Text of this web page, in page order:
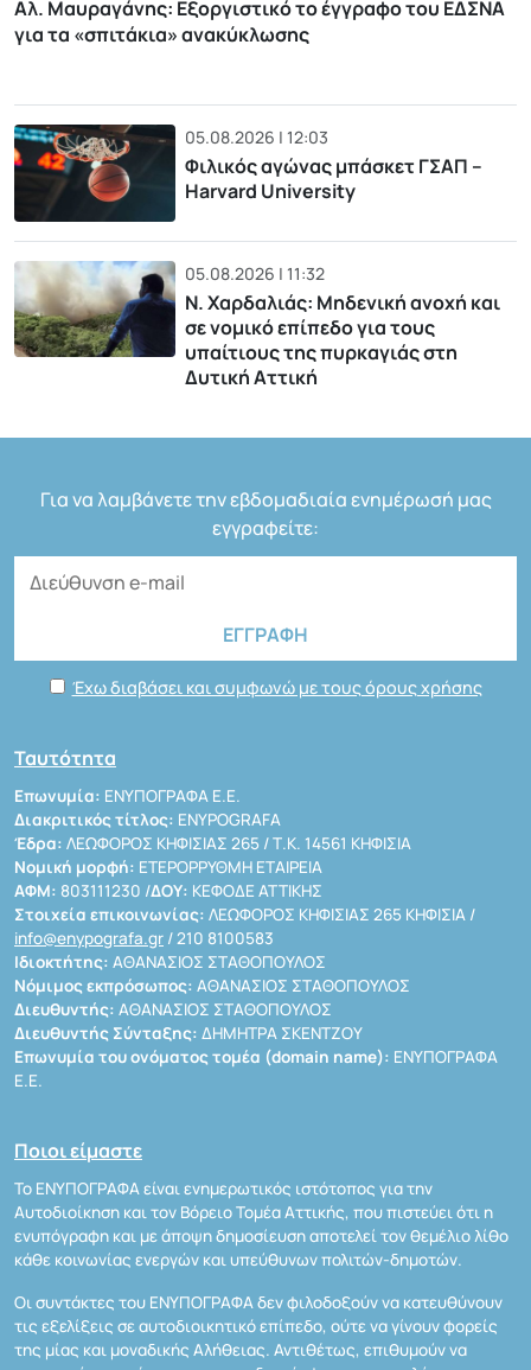
Αλ. Μαυραγάνης: Εξοργιστικό το έγγραφο του ΕΔΣΝΑ
για τα «σπιτάκια» ανακύκλωσης
05.08.2026 | 12:03
Φιλικός αγώνας μπάσκετ ΓΣΑΠ –
Harvard University
05.08.2026 | 11:32
Ν. Χαρδαλιάς: Μηδενική ανοχή και
σε νομικό επίπεδο για τους
υπαίτιους της πυρκαγιάς στη
Δυτική Αττική
Για να λαμβάνετε την εβδομαδιαία ενημέρωσή μας
εγγραφείτε:
Έχω διαβάσει και συμφωνώ με τους όρους χρήσης
Ταυτότητα
Επωνυμία: ΕΝΥΠΟΓΡΑΦΑ Ε.Ε.
Διακριτικός τίτλος: ENYPOGRAFA
Έδρα: ΛΕΩΦΟΡΟΣ ΚΗΦΙΣΙΑΣ 265 / Τ.Κ. 14561 ΚΗΦΙΣΙΑ
Νομική μορφή: ΕΤΕΡΟΡΡΥΘΜΗ ΕΤΑΙΡΕΙΑ
ΑΦΜ: 803111230 /ΔΟΥ: ΚΕΦΟΔΕ ΑΤΤΙΚΗΣ
Στοιχεία επικοινωνίας: ΛΕΩΦΟΡΟΣ ΚΗΦΙΣΙΑΣ 265 ΚΗΦΙΣΙΑ /
info@enypografa.gr / 210 8100583
Ιδιοκτήτης: ΑΘΑΝΑΣΙΟΣ ΣΤΑΘΟΠΟΥΛΟΣ
Νόμιμος εκπρόσωπος: ΑΘΑΝΑΣΙΟΣ ΣΤΑΘΟΠΟΥΛΟΣ
Διευθυντής: ΑΘΑΝΑΣΙΟΣ ΣΤΑΘΟΠΟΥΛΟΣ
Διευθυντής Σύνταξης: ΔΗΜΗΤΡΑ ΣΚΕΝΤΖΟΥ
Επωνυμία του ονόματος τομέα (domain name): ΕΝΥΠΟΓΡΑΦΑ
Ε.Ε.
Ποιοι είμαστε
Το ΕΝΥΠΟΓΡΑΦΑ είναι ενημερωτικός ιστότοπος για την
Αυτοδιοίκηση και τον Βόρειο Τομέα Αττικής, που πιστεύει ότι η
ενυπόγραφη και με άποψη δημοσίευση αποτελεί τον θεμέλιο λίθο
κάθε κοινωνίας ενεργών και υπεύθυνων πολιτών-δημοτών.
Οι συντάκτες του ΕΝΥΠΟΓΡΑΦΑ δεν φιλοδοξούν να κατευθύνουν
τις εξελίξεις σε αυτοδιοικητικό επίπεδο, ούτε να γίνουν φορείς
της μίας και μοναδικής Αλήθειας. Αντιθέτως, επιθυμούν να